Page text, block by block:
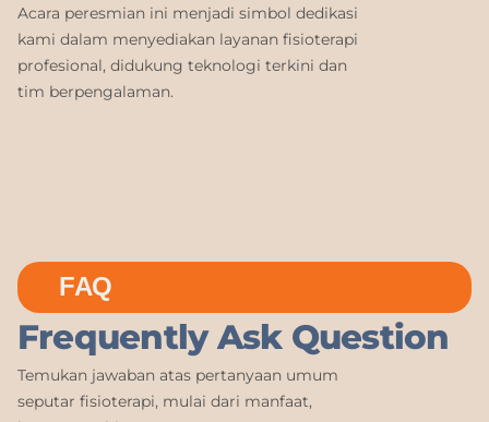
Acara peresmian ini menjadi simbol dedikasi
kami dalam menyediakan layanan fisioterapi
profesional, didukung teknologi terkini dan
tim berpengalaman.
FAQ
Frequently Ask Question
Temukan jawaban atas pertanyaan umum
seputar fisioterapi, mulai dari manfaat,